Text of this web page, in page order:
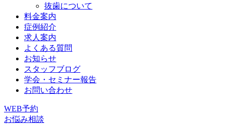
抜歯について
料金案内
症例紹介
求人案内
よくある質問
お知らせ
スタッフブログ
学会・セミナー報告
お問い合わせ
WEB予約
お悩み相談